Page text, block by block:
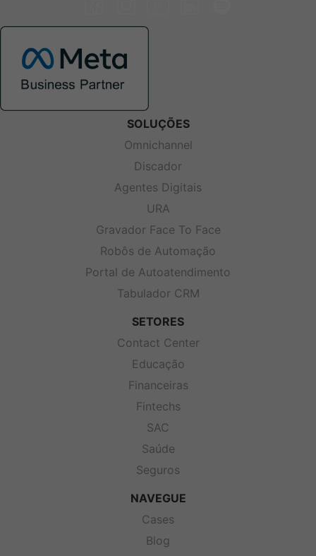
SOLUÇÕES
Omnichannel
Discador
Agentes Digitais
URA
Gravador Face To Face
Robôs de Automação
Portal de Autoatendimento
Tabulador CRM
SETORES
Contact Center
Educação
Financeiras
Fintechs
SAC
Saúde
Seguros
NAVEGUE
Cases
Blog